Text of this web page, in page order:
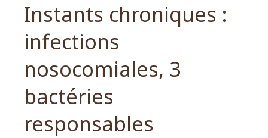
Instants chroniques :
infections
nosocomiales, 3
bactéries
responsables